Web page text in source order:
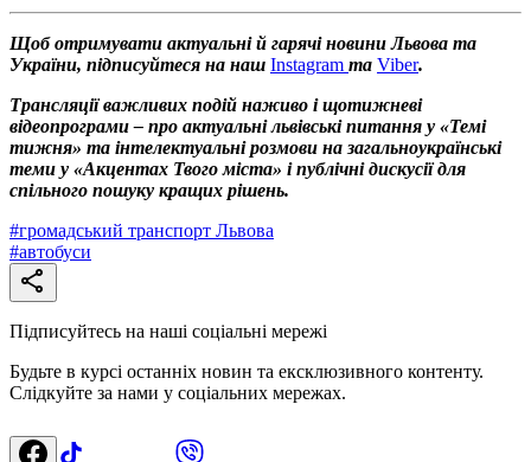
Щоб отримувати актуальні й гарячі новини Львова та
України, підписуйтеся на наш Instagram та Viber.
Трансляції важливих подій наживо і щотижневі
відеопрограми – про актуальні львівські питання у «Темі
тижня» та інтелектуальні розмови на загальноукраїнські
теми у «Акцентах Твого міста» і публічні дискусії для
спільного пошуку кращих рішень.
#громадський транспорт Львова
#автобуси
Підписуйтесь на наші соціальні мережі
Будьте в курсі останніх новин та ексклюзивного контенту.
Слідкуйте за нами у соціальних мережах.